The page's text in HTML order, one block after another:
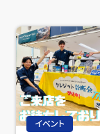
イベント